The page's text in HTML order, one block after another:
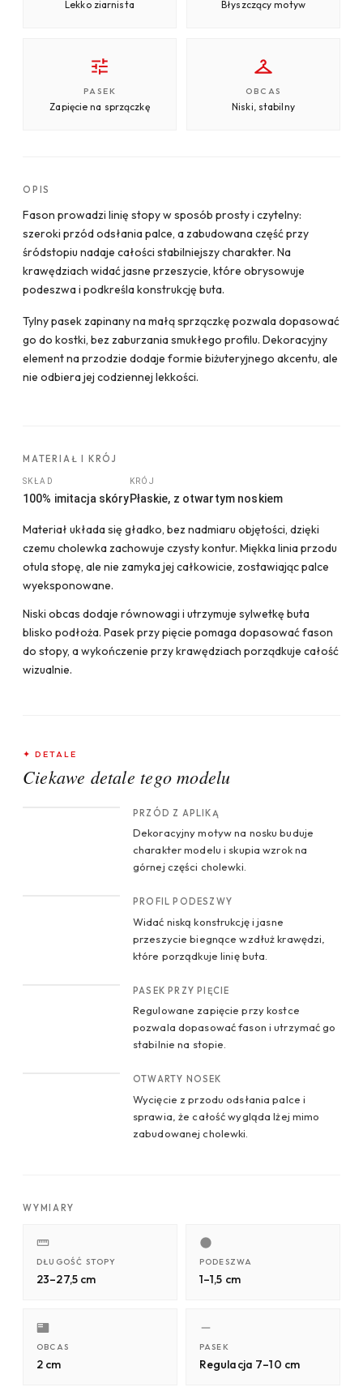
Lekko ziarnista Błyszczący motyw
PASEK
Zapięcie na sprzączkę
OBCAS
Niski, stabilny
OPIS
Fason prowadzi linię stopy w sposób prosty i czytelny:
szeroki przód odsłania palce, a zabudowana część przy
śródstopiu nadaje całości stabilniejszy charakter. Na
krawędziach widać jasne przeszycie, które obrysowuje
podeszwa i podkreśla konstrukcję buta.
Tylny pasek zapinany na małą sprzączkę pozwala dopasować
go do kostki, bez zaburzania smukłego profilu. Dekoracyjny
element na przodzie dodaje formie biżuteryjnego akcentu, ale
nie odbiera jej codziennej lekkości.
MATERIAŁ I KRÓJ
SKŁAD
100% imitacja skóry
KRÓJ
Płaskie, z otwartym noskiem
Materiał układa się gładko, bez nadmiaru objętości, dzięki
czemu cholewka zachowuje czysty kontur. Miękka linia przodu
otula stopę, ale nie zamyka jej całkowicie, zostawiając palce
wyeksponowane.
Niski obcas dodaje równowagi i utrzymuje sylwetkę buta
blisko podłoża. Pasek przy pięcie pomaga dopasować fason
do stopy, a wykończenie przy krawędziach porządkuje całość
wizualnie.
✦ DETALE
Ciekawe detale tego modelu
PRZÓD Z APLIKĄ
Dekoracyjny motyw na nosku buduje
charakter modelu i skupia wzrok na
górnej części cholewki.
PROFIL PODESZWY
Widać niską konstrukcję i jasne
przeszycie biegnące wzdłuż krawędzi,
które porządkuje linię buta.
PASEK PRZY PIĘCIE
Regulowane zapięcie przy kostce
pozwala dopasować fason i utrzymać go
stabilnie na stopie.
OTWARTY NOSEK
Wycięcie z przodu odsłania palce i
sprawia, że całość wygląda lżej mimo
zabudowanej cholewki.
WYMIARY
DŁUGOŚĆ STOPY
23–27,5 cm
PODESZWA
1–1,5 cm
OBCAS
2 cm
PASEK
Regulacja 7–10 cm